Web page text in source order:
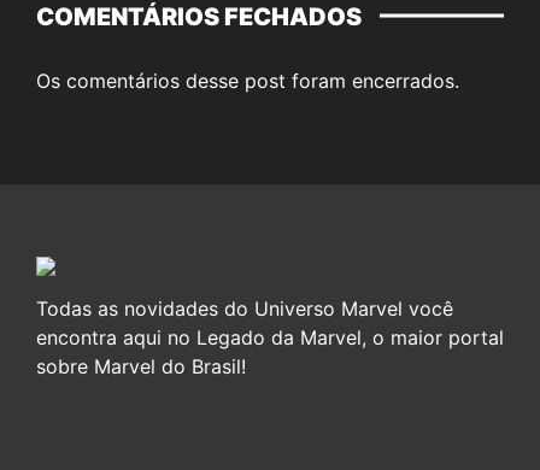
COMENTÁRIOS FECHADOS
Os comentários desse post foram encerrados.
Todas as novidades do Universo Marvel você
encontra aqui no Legado da Marvel, o maior portal
sobre Marvel do Brasil!